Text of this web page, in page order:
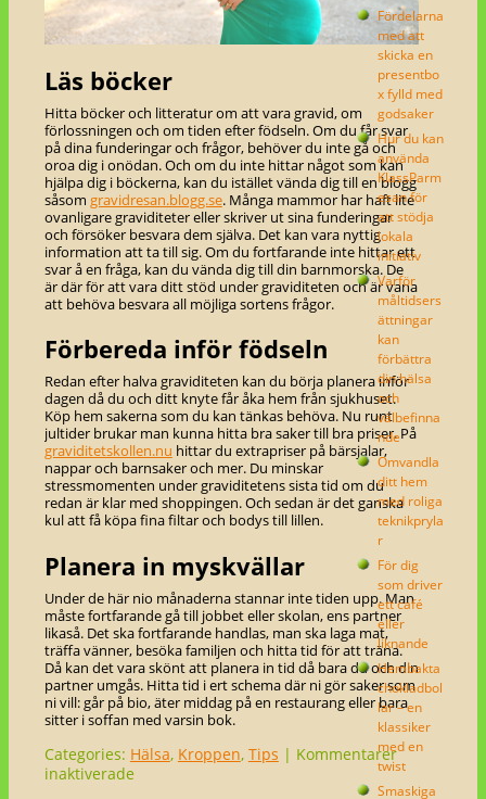
Läs böcker
Hitta böcker och litteratur om att vara gravid, om
förlossningen och om tiden efter födseln. Om du får svar
på dina funderingar och frågor, behöver du inte gå och
oroa dig i onödan. Och om du inte hittar något som kan
hjälpa dig i böckerna, kan du istället vända dig till en blogg
såsom gravidresan.blogg.se. Många mammor har haft lite
ovanligare graviditeter eller skriver ut sina funderingar
och försöker besvara dem själva. Det kan vara nyttig
information att ta till sig. Om du fortfarande inte hittar ett
svar å en fråga, kan du vända dig till din barnmorska. De
är där för att vara ditt stöd under graviditeten och är vana
att behöva besvara all möjliga sortens frågor.
Förbereda inför födseln
Redan efter halva graviditeten kan du börja planera inför
dagen då du och ditt knyte får åka hem från sjukhuset.
Köp hem sakerna som du kan tänkas behöva. Nu runt
jultider brukar man kunna hitta bra saker till bra priser. På
graviditetskollen.nu hittar du extrapriser på bärsjalar,
nappar och barnsaker och mer. Du minskar
stressmomenten under graviditetens sista tid om du
redan är klar med shoppingen. Och sedan är det ganska
kul att få köpa fina filtar och bodys till lillen.
Planera in myskvällar
Under de här nio månaderna stannar inte tiden upp. Man
måste fortfarande gå till jobbet eller skolan, ens partner
likaså. Det ska fortfarande handlas, man ska laga mat,
träffa vänner, besöka familjen och hitta tid för att träna.
Då kan det vara skönt att planera in tid då bara du och din
partner umgås. Hitta tid i ert schema där ni gör saker som
ni vill: går på bio, äter middag på en restaurang eller bara
sitter i soffan med varsin bok.
Categories: Hälsa, Kroppen, Tips | Kommentarer
inaktiveradeför
Fördelarna
med att
skicka en
presentbo
x fylld med
godsaker
Hur du kan
använda
KlassParm
esan för
att stödja
lokala
initiativ
Varför
måltidsers
ättningar
kan
förbättra
din hälsa
och
välbefinna
nde
Omvandla
ditt hem
med roliga
teknikpryla
r
För dig
som driver
ett café
eller
liknande
Hembakta
chokladbol
lar – en
klassiker
med en
twist
Smaskiga